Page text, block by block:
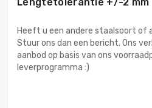
Heeft u een andere staalsoort of
Stuur ons dan een bericht. Ons
aanbod op basis van ons
leverprogramma :)